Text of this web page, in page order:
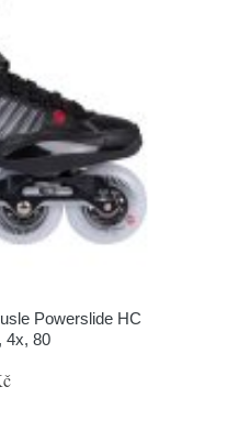
Powerslide HC
4x, 80